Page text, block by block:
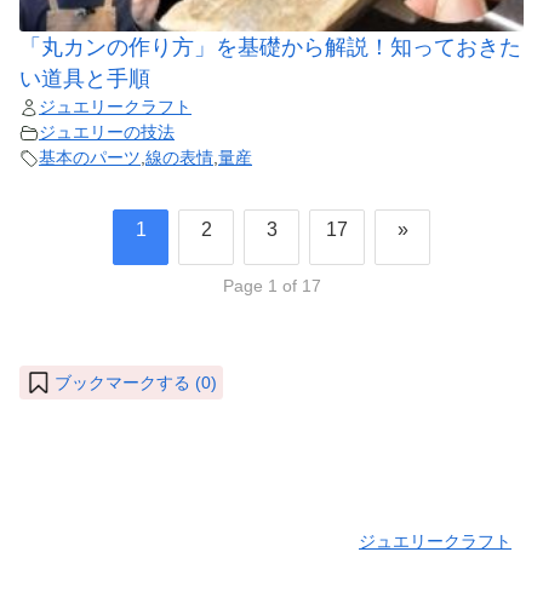
「丸カンの作り方」を基礎から解説！知っておきた
い道具と手順
ジュエリークラフト
ジュエリーの技法
基本のパーツ,線の表情,量産
1 2 3 17 »
Page 1 of 17
ブックマークする (0)
ジュエリークラフト